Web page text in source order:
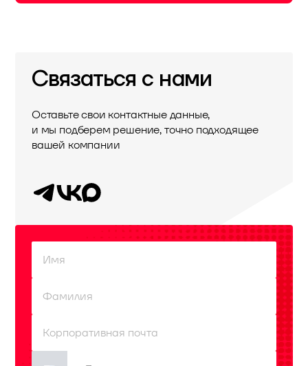
Связаться с нами
Оставьте свои контактные данные,
и мы подберем решение, точно подходящее
вашей компании